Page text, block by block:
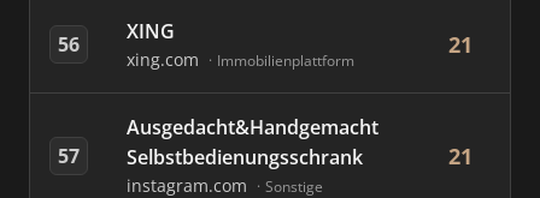
56 XING
xing.com Immobilienplattform
21
57
Ausgedacht&Handgemacht
Selbstbedienungsschrank
instagram.com Sonstige
21